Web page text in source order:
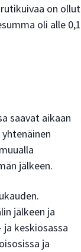
on ollut
oli alle 0,1
saavat aikaan
jälkeen.
jälkeen ja
keskiosassa
ja